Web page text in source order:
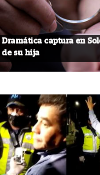
Dramática captura en
de su hija